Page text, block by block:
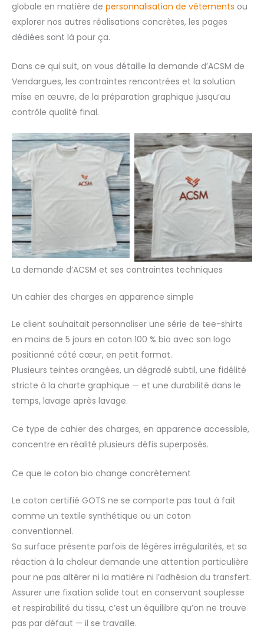
globale en matière de personnalisation de vêtements ou
explorer nos autres réalisations concrètes, les pages
dédiées sont là pour ça.
Dans ce qui suit, on vous détaille la demande d’ACSM de
Vendargues, les contraintes rencontrées et la solution
mise en œuvre, de la préparation graphique jusqu’au
contrôle qualité final.
La demande d’ACSM et ses contraintes techniques
Un cahier des charges en apparence simple
Le client souhaitait personnaliser une série de tee-shirts
en moins de 5 jours en coton 100 % bio avec son logo
positionné côté cœur, en petit format.
Plusieurs teintes orangées, un dégradé subtil, une fidélité
stricte à la charte graphique — et une durabilité dans le
temps, lavage après lavage.
Ce type de cahier des charges, en apparence accessible,
concentre en réalité plusieurs défis superposés.
Ce que le coton bio change concrètement
Le coton certifié GOTS ne se comporte pas tout à fait
comme un textile synthétique ou un coton
conventionnel.
Sa surface présente parfois de légères irrégularités, et sa
réaction à la chaleur demande une attention particulière
pour ne pas altérer ni la matière ni l’adhésion du transfert.
Assurer une fixation solide tout en conservant souplesse
et respirabilité du tissu, c’est un équilibre qu’on ne trouve
pas par défaut — il se travaille.